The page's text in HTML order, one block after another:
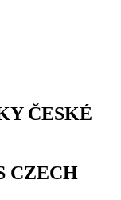
ČESKÉ
CZECH